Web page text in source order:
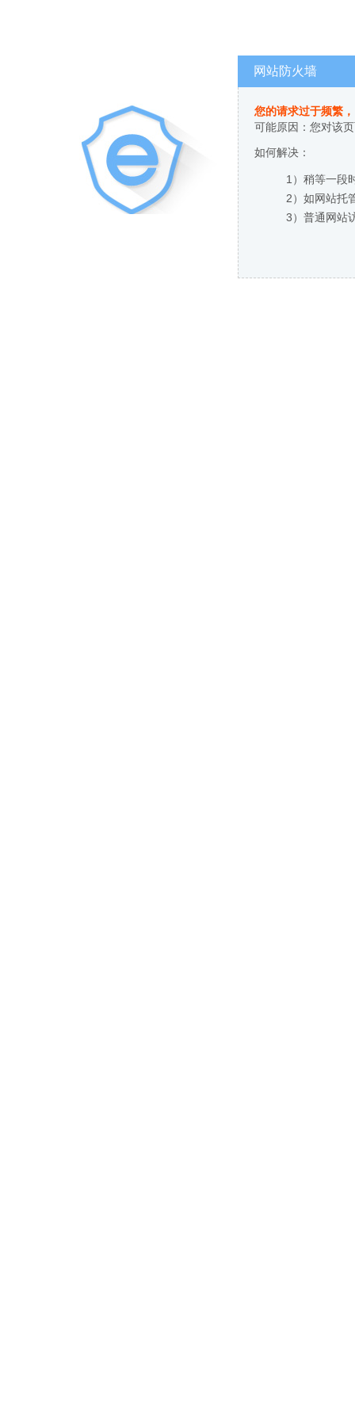
网站防火墙
您的请求过于频繁
可能原因：您对该
如何解决：
1）稍等一段
2）如网站托
3）普通网站